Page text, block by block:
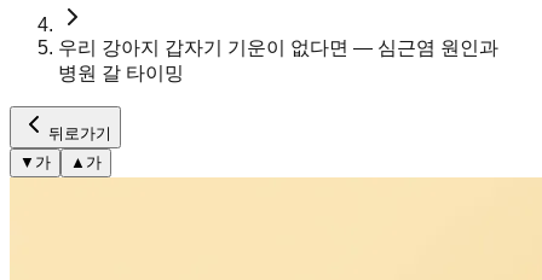
우리 강아지 갑자기 기운이 없다면 — 심근염 원인과
병원 갈 타이밍
뒤로가기
▼ 가 ▲ 가